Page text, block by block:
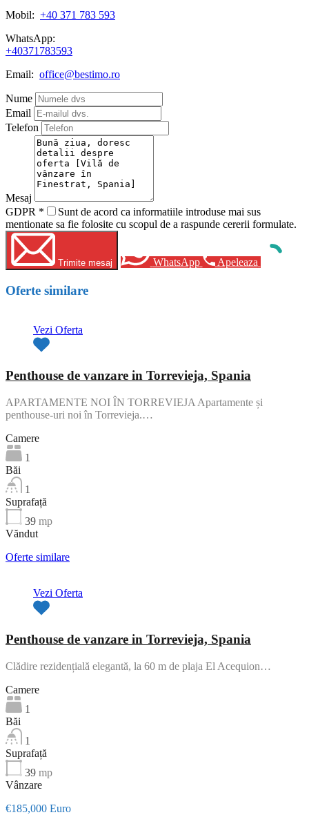
Mobil: +40 371 783 593
WhatsApp:
+40371783593
Email: office@bestimo.ro
Nume
Email
Telefon
Mesaj
GDPR *
Sunt de acord ca informatiile introduse mai sus
mentionate sa fie folosite cu scopul de a raspunde cererii formulate.
Trimite mesaj WhatsApp Apeleaza
Oferte similare
Vezi Oferta
Penthouse de vanzare in Torrevieja, Spania
APARTAMENTE NOI ÎN TORREVIEJA Apartamente și
penthouse-uri noi în Torrevieja.…
Camere
1
Băi
1
Suprafață
39 mp
Văndut
Oferte similare
Vezi Oferta
Penthouse de vanzare in Torrevieja, Spania
Clădire rezidențială elegantă, la 60 m de plaja El Acequion…
Camere
1
Băi
1
Suprafață
39 mp
Vânzare
€185,000 Euro